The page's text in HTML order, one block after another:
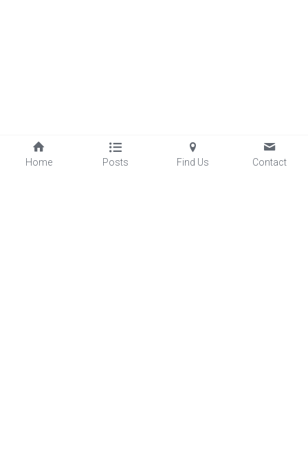
Home Posts Find Us Contact